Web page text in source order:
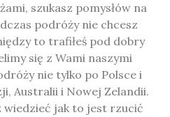
szukasz pomysłów na
podróży nie chcesz
to trafiłeś pod dobry
się z Wami naszymi
nie tylko po Polsce i
Australii i Nowej Zelandii.
wiedzieć jak to jest rzucić